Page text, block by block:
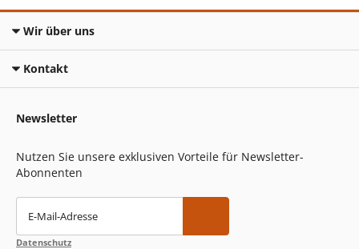
Wir über uns
Kontakt
Newsletter
Nutzen Sie unsere exklusiven Vorteile für Newsletter-
Abonnenten
E-Mail-Adresse
Datenschutz